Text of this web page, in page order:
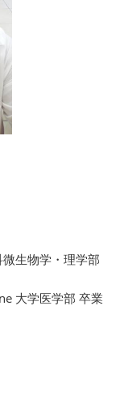
生物学・理学部
大学医学部 卒業